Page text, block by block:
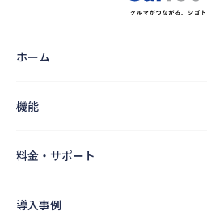
ホーム
機能
料金・サポート
導入事例